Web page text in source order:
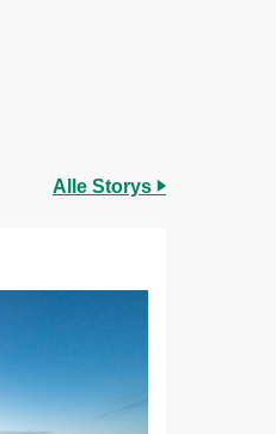
Alle Storys